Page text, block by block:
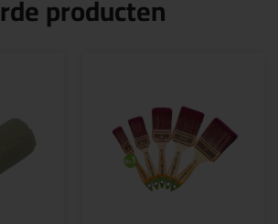
producten